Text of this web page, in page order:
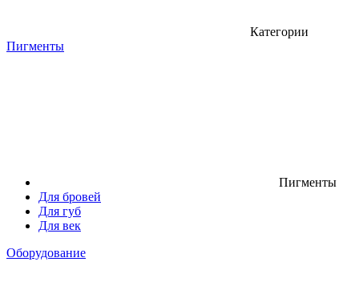
Категории
Пигменты
Пигменты
Для бровей
Для губ
Для век
Оборудование